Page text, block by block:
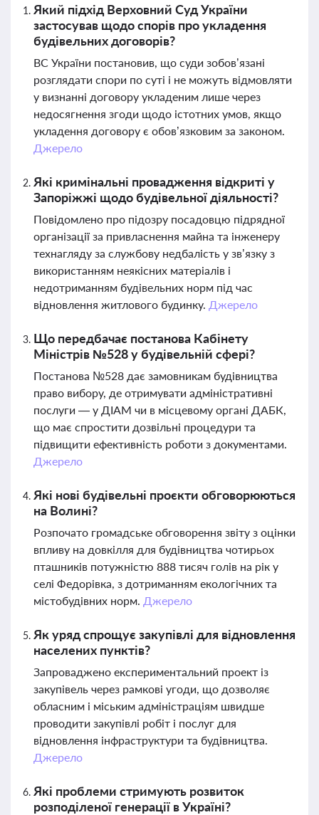
Який підхід Верховний Суд України
застосував щодо спорів про укладення
будівельних договорів?
ВС України постановив, що суди зобов’язані
розглядати спори по суті і не можуть відмовляти
у визнанні договору укладеним лише через
недосягнення згоди щодо істотних умов, якщо
укладення договору є обов’язковим за законом.
Джерело
Які кримінальні провадження відкриті у
Запоріжжі щодо будівельної діяльності?
Повідомлено про підозру посадовцю підрядної
організації за привласнення майна та інженеру
технагляду за службову недбалість у зв’язку з
використанням неякісних матеріалів і
недотриманням будівельних норм під час
відновлення житлового будинку. Джерело
Що передбачає постанова Кабінету
Міністрів №528 у будівельній сфері?
Постанова №528 дає замовникам будівництва
право вибору, де отримувати адміністративні
послуги — у ДІАМ чи в місцевому органі ДАБК,
що має спростити дозвільні процедури та
підвищити ефективність роботи з документами.
Джерело
Які нові будівельні проєкти обговорюються
на Волині?
Розпочато громадське обговорення звіту з оцінки
впливу на довкілля для будівництва чотирьох
пташників потужністю 888 тисяч голів на рік у
селі Федорівка, з дотриманням екологічних та
містобудівних норм. Джерело
Як уряд спрощує закупівлі для відновлення
населених пунктів?
Запроваджено експериментальний проект із
закупівель через рамкові угоди, що дозволяє
обласним і міським адміністраціям швидше
проводити закупівлі робіт і послуг для
відновлення інфраструктури та будівництва.
Джерело
Які проблеми стримують розвиток
розподіленої генерації в Україні?